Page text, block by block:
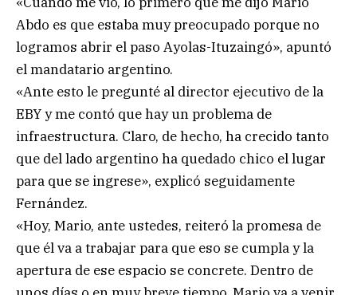
Abdo es que estaba muy preocupado porque no
logramos abrir el paso Ayolas-Ituzaingó», apuntó
el mandatario argentino.
«Ante esto le pregunté al director ejecutivo de la
EBY y me contó que hay un problema de
infraestructura. Claro, de hecho, ha crecido tanto
que del lado argentino ha quedado chico el lugar
para que se ingrese», explicó seguidamente
Fernández.
«Hoy, Mario, ante ustedes, reiteró la promesa de
que él va a trabajar para que eso se cumpla y la
apertura de ese espacio se concrete. Dentro de